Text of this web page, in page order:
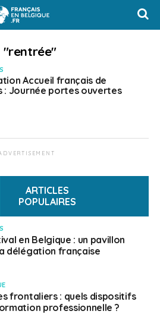
"rentrée"
Accueil français de
: Journée portes ouvertes
ARTICLES
POPULAIRES
en Belgique : un pavillon
délégation française
frontaliers : quels dispositifs
professionnelle ?